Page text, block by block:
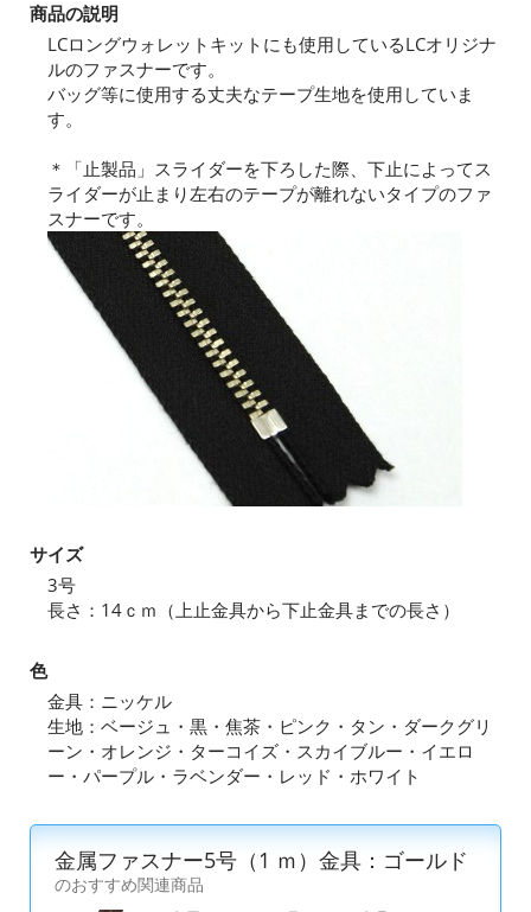
商品の説明
LCロングウォレットキットにも使用しているLCオリジナ
ルのファスナーです。
バッグ等に使用する丈夫なテープ生地を使用していま
す。
＊「止製品」スライダーを下ろした際、下止によってス
ライダーが止まり左右のテープが離れないタイプのファ
スナーです。
サイズ
3号
長さ：14ｃｍ（上止金具から下止金具までの長さ）
色
金具：ニッケル
生地：ベージュ・黒・焦茶・ピンク・タン・ダークグリ
ーン・オレンジ・ターコイズ・スカイブルー・イエロ
ー・パープル・ラベンダー・レッド・ホワイト
金属ファスナー5号（1 ｍ）金具：ゴールド
のおすすめ関連商品